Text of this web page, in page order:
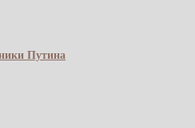
Путина